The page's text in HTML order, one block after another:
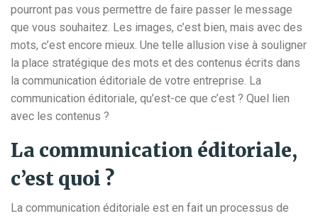
pourront pas vous permettre de faire passer le message
que vous souhaitez. Les images, c’est bien, mais avec des
mots, c’est encore mieux. Une telle allusion vise à souligner
la place stratégique des mots et des contenus écrits dans
la communication éditoriale de votre entreprise. La
communication éditoriale, qu’est-ce que c’est ? Quel lien
avec les contenus ?
La communication éditoriale,
c’est quoi ?
La communication éditoriale est en fait un processus de